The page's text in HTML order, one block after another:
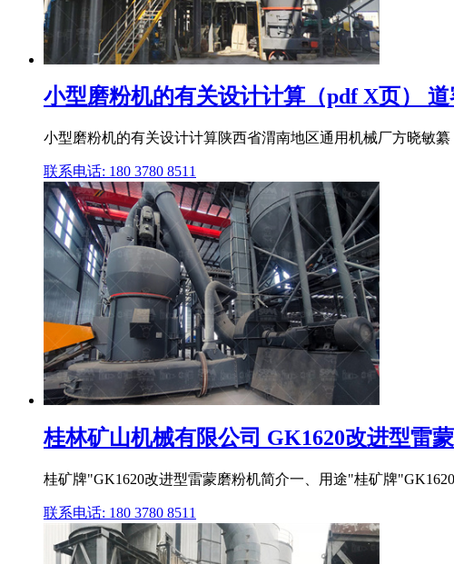
小型磨粉机的有关设计计算（pdf X页）
小型磨粉机的有关设计计算陕西省渭南地区通用机械厂方晓敏
联系电话: 180 3780 8511
桂林矿山机械有限公司 GK1620改进型雷
桂矿牌"GK1620改进型雷蒙磨粉机简介一、用途"桂矿牌
联系电话: 180 3780 8511